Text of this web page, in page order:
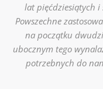
lat pięćdziesiątych i
Powszechne
na początku
ubocznym tego
potrzebnych do